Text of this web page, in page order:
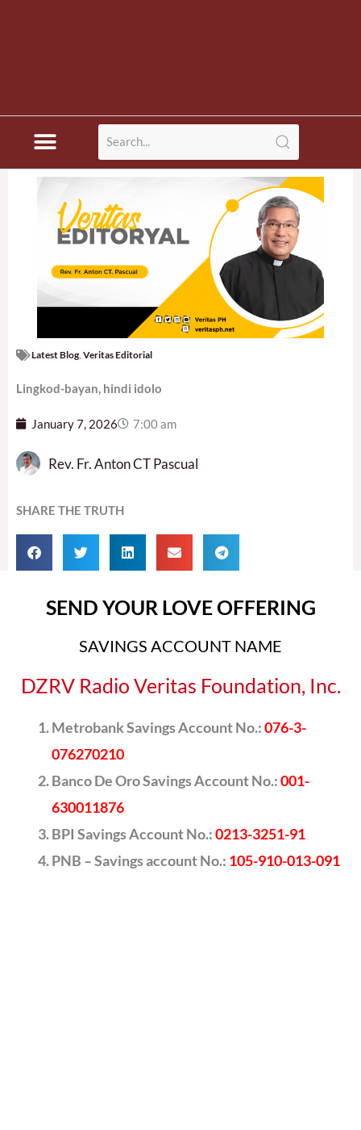
Latest Blog Veritas Editorial
Lingkod-bayan, hindi idolo
January 7, 2026 7:00 am
Rev. Fr. Anton CT Pascual
SHARE THE TRUTH
SEND YOUR LOVE OFFERING
SAVINGS ACCOUNT NAME
DZRV Radio Veritas Foundation, Inc.
Metrobank Savings Account No.:076-3-
076270210
Banco De Oro Savings Account No.:001-
630011876
BPI Savings Account No.:0213-3251-91
PNB – Savings account No.: 105-910-013-091